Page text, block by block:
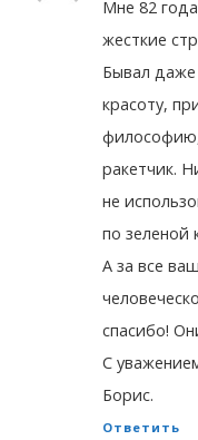
Мне 82
жесткие
Бывал
красоту,
ракетчик.
не
по зеленой
А за все
спасибо!
С
Борис.
Ответить